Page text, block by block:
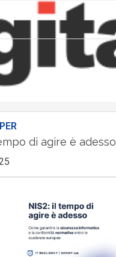
di agire è adesso